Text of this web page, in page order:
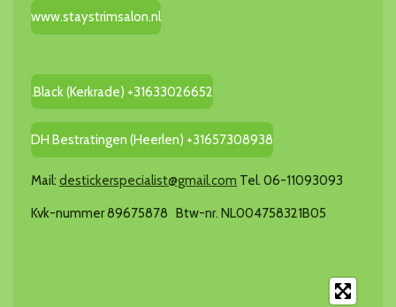
www.staystrimsalon.nl
.Black (Kerkrade) +31633026652
DH Bestratingen (Heerlen) +31657308938
Mail: destickerspecialist@gmail.com Tel. 06-11093093
Kvk-nummer 89675878 Btw-nr. NL004758321B05